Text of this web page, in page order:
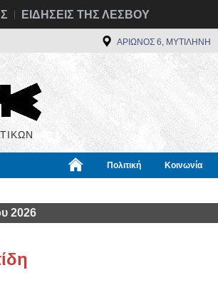
ΕΙΔΗΣΕΙΣ ΤΗΣ ΛΕΣΒΟΥ
ΑΡΙΩΝΟΣ 6, ΜΥΤΙΛΗΝΗ
Πολιτική Κοινωνία
2026